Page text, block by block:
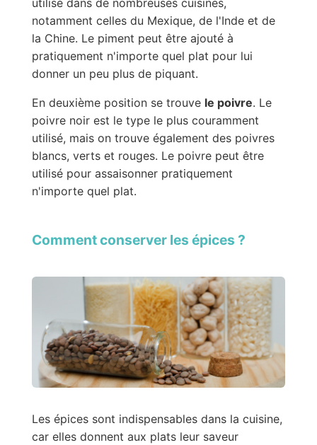
notamment celles du Mexique, de l'Inde et de
la Chine. Le piment peut être ajouté à
pratiquement n'importe quel plat pour lui
donner un peu plus de piquant.
En deuxième position se trouve le poivre. Le
poivre noir est le type le plus couramment
utilisé, mais on trouve également des poivres
blancs, verts et rouges. Le poivre peut être
utilisé pour assaisonner pratiquement
n'importe quel plat.
Comment conserver les épices ?
Les épices sont indispensables dans la cuisine,
car elles donnent aux plats leur saveur